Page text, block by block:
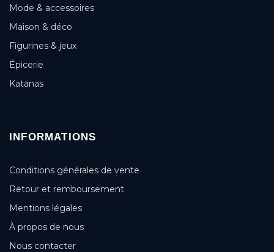
Mode & accessoires
Maison & déco
Figurines & jeux
Épicerie
Katanas
INFORMATIONS
Conditions générales de vente
Retour et remboursement
Mentions légales
À propos de nous
Nous contacter